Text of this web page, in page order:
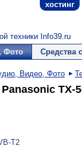
хостинг
техники Info39.ru
Фото Средства
Видео, Фото
TX-
T2